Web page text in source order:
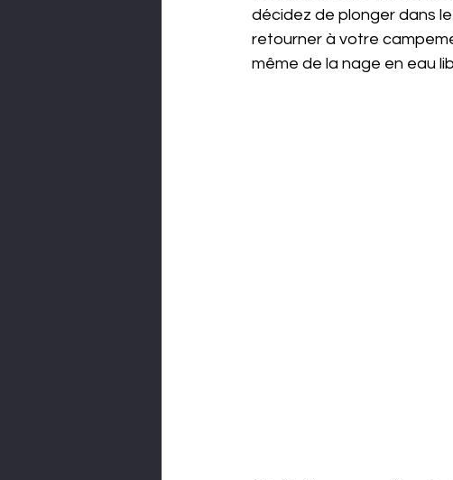
décidez de plonger dans
retourner à votre
même de la nage en eau